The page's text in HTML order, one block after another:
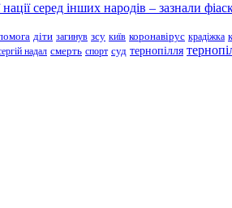
серед інших народів – зазнали
діти загинув зсу київ коронавірус крадіжка
надал смерть спорт суд тернопілля